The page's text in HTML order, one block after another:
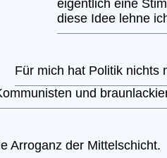
eigentlich eine
diese Idee lehne
Für mich hat Politik nichts
und
Arroganz der Mittelschicht.